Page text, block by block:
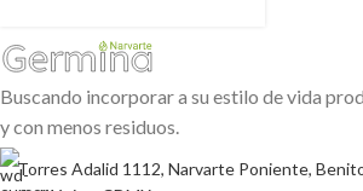
Buscando incorporar a su estilo de vida
y con menos residuos.
Torres Adalid 1112, Narvarte Poniente,